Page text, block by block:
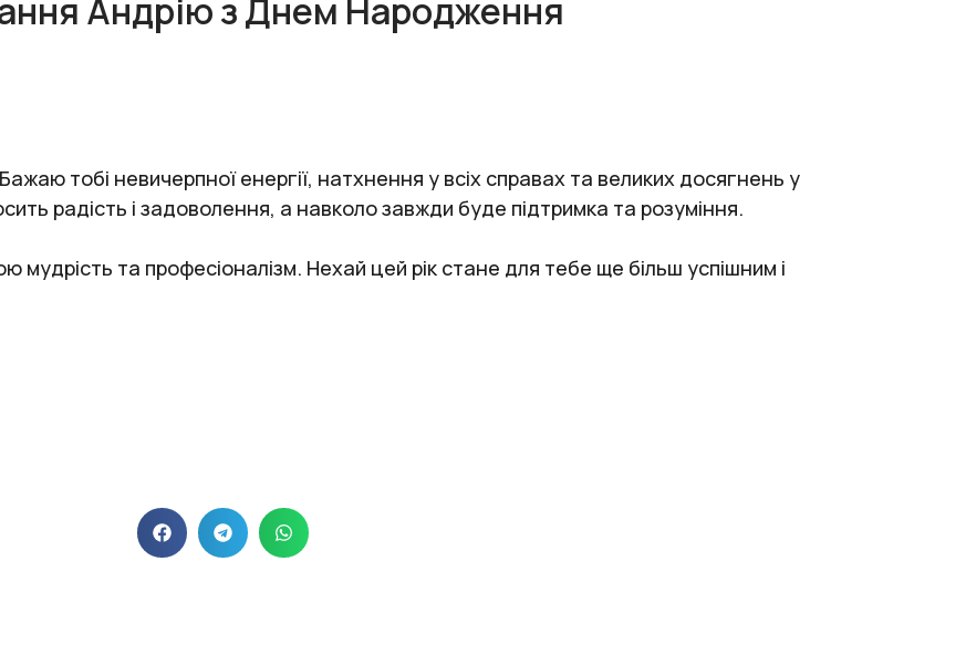
Андрію з Днем Народження
тобі невичерпної енергії, натхнення у всіх справах та великих досягнень у
радість і задоволення, а навколо завжди буде підтримка та розуміння.
мудрість та професіоналізм. Нехай цей рік стане для тебе ще більш успішним і